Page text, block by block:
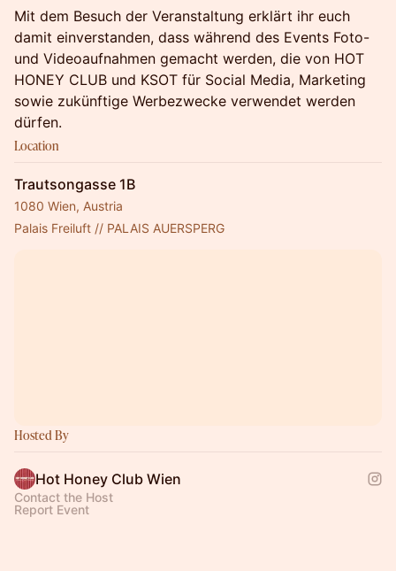
Mit dem Besuch der Veranstaltung erklärt ihr euch
damit einverstanden, dass während des Events Foto-
und Videoaufnahmen gemacht werden, die von HOT
HONEY CLUB und KSOT für Social Media, Marketing
sowie zukünftige Werbezwecke verwendet werden
dürfen.
Location
Trautsongasse 1B
1080 Wien, Austria
Palais Freiluft // PALAIS AUERSPERG
Hosted By
Hot Honey Club Wien
Contact the Host
Report Event